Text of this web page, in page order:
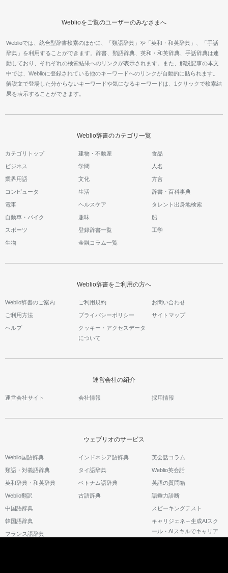
Weblioをご覧のユーザーのみなさまへ
Weblioでは、統合型辞書検索のほかに、「類語辞典」や「英和・和英辞典」、「手話
辞典」を利用することができます。辞書、類語辞典、英和・和英辞典、手話辞典は連
動しており、それぞれの検索結果へのリンクが表示されます。また、解説記事の本文
中では、Weblioに登録されている他のキーワードへのリンクが自動的に貼られます。
解説文で登場した分からないキーワードや気になるキーワードは、1クリックで検索結
果を表示することができます。
Weblio辞書のカテゴリ一覧
カテゴリトップ 建物・不動産 食品
ビジネス 学問 人名
業界用語 文化 方言
コンピュータ 生活 辞書・百科事典
電車 ヘルスケア タレント出身地検索
自動車・バイク 趣味 船
スポーツ 登録辞書一覧 工学
生物 金融コラム一覧
Weblio辞書をご利用の方へ
Weblio辞書のご案内 ご利用規約 お問い合わせ
ご利用方法 プライバシーポリシー サイトマップ
ヘルプ
クッキー・アクセスデータ
について
運営会社の紹介
運営会社サイト 会社情報 採用情報
ウェブリオのサービス
Weblio国語辞典
類語・対義語辞典
英和辞典・和英辞典
Weblio翻訳
中国語辞典
韓国語辞典
フランス語辞典
インドネシア語辞典
タイ語辞典
ベトナム語辞典
古語辞典
英会話コラム
Weblio英会話
英語の質問箱
語彙力診断
スピーキングテスト
キャリジェネ～生成AIスク
ール・AIスキルでキャリア